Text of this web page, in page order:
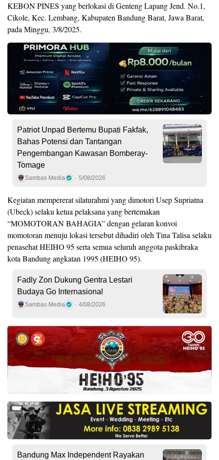
KEBON PINES yang berlokasi di Genteng Lapang Jend. No.1,
Cikole, Kec. Lembang, Kabupaten Bandung Barat, Jawa Barat,
pada Minggu, 3/8/2025.
Patriot Unpad Bertemu Bupati Fakfak,
Bahas Potensi dan Tantangan
Pengembangan Kawasan Bomberay-
Tomage
Sambas Media 5/08/2026
Kegiatan mempererat silaturahmi yang dimotori Usep Supriatna
(Ubeck) selaku ketua pelaksana yang bertemakan
“MOMOTORAN BAHAGIA” dengan gelaran konvoi
momotoran menuju lokasi tersebut dihadiri oleh Tina Talisa selaku
penasehat HEIHO 95 serta semua seluruh anggota paskibraka
kota Bandung angkatan 1995 (HEIHO 95).
Fadly Zon Dukung Gentra Lestari
Budaya Go Internasional
Sambas Media 4/08/2026
Bandung Max Independent Rayakan